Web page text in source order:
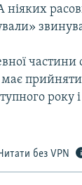
частини
має
року
без VPN